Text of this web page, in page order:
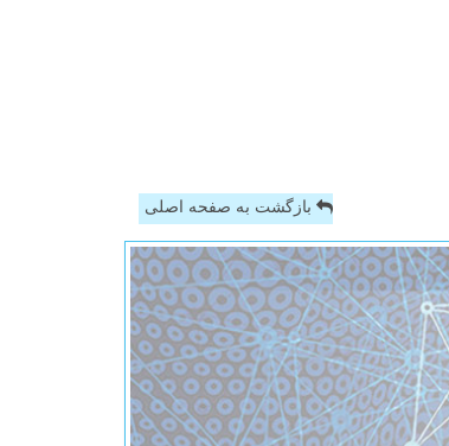
بازگشت به صفحه اصلی